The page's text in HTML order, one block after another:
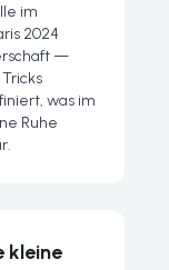
im
2024
—
was im
Ruhe
kleine